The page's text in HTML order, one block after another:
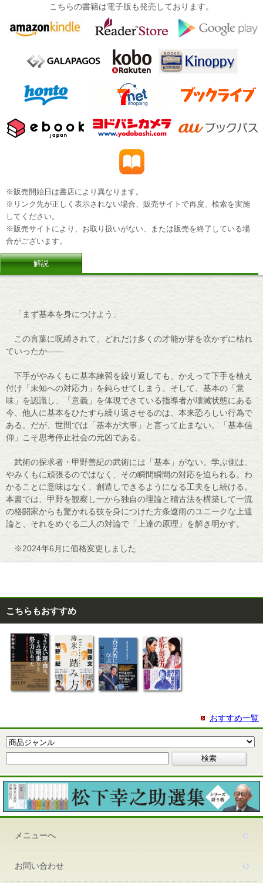
こちらの書籍は電子版も発売しております。
※販売開始日は書店により異なります。
※リンク先が正しく表示されない場合、販売サイトで再度、検索を実施
してください。
※販売サイトにより、お取り扱いがない、または販売を終了している場
合がございます。
解説
「まず基本を身につけよう」
この言葉に呪縛されて、どれだけ多くの才能が芽を吹かずに枯れ
ていったか――
下手がやみくもに基本練習を繰り返しても、かえって下手を植え
付け「未知への対応力」を鈍らせてしまう。そして、基本の「意
味」を認識し、「意義」を体現できている指導者が壊滅状態にある
今、他人に基本をひたすら繰り返させるのは、本来恐ろしい行為で
ある。だが、世間では「基本が大事」と言って止まない。「基本信
仰」こそ思考停止社会の元凶である。
武術の探求者・甲野善紀の武術には「基本」がない。学ぶ側は、
やみくもに頑張るのではなく、その瞬間瞬間の対応を迫られる。わ
かることに意味はなく、創造しできるようになる工夫をし続ける。
本書では、甲野を観察し一から独自の理論と稽古法を構築して一流
の格闘家からも驚かれる技を身につけた方条遼雨のユニークな上達
論と、それをめぐる二人の対論で「上達の原理」を解き明かす。
※2024年6月に価格変更しました
こちらもおすすめ
おすすめ一覧
メニューへ
お問い合わせ